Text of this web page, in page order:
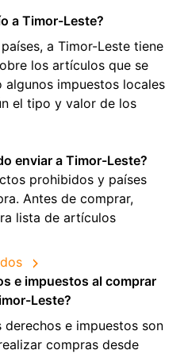
a Timor-Leste?
a Timor-Leste tiene
los artículos que se
impuestos locales
el tipo y valor de los
enviar a Timor-Leste?
prohibidos y países
Antes de comprar,
lista de artículos
e impuestos al comprar
Leste?
derechos e impuestos son
compras desde